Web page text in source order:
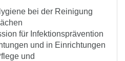
bei der Reinigung
für Infektionsprävention
und in Einrichtungen
und